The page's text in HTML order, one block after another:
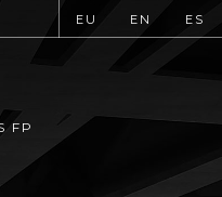
EU EN ES
FP